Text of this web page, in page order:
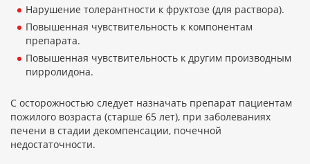
Нарушение толерантности к фруктозе (для раствора).
Повышенная чувствительность к компонентам
препарата.
Повышенная чувствительность к другим производным
пирролидона.
С осторожностью следует назначать препарат пациентам
пожилого возраста (старше 65 лет), при заболеваниях
печени в стадии декомпенсации, почечной
недостаточности.